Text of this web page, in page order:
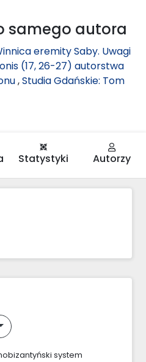
samego autora
eremity Saby. Uwagi
(17, 26-27) autorstwa
,Studia Gdańskie: Tom
Statystyki Autorzy
system